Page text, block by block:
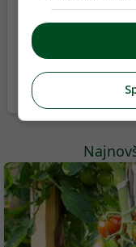
Pustite sa do
listnáčov. Teraz